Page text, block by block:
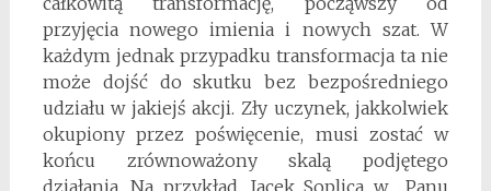
przyjęcia nowego imienia i nowych szat. W
każdym jednak przypadku transformacja ta nie
może dojść do skutku bez bezpośredniego
udziału w jakiejś akcji. Zły uczynek, jakkolwiek
okupiony przez poświęcenie, musi zostać w
końcu zrównoważony skalą podjętego
działania. Na przykład, Jacek Soplica w „Panu